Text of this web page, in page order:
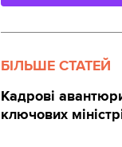
БІЛЬШЕ СТАТЕЙ
Кадрові
ключових